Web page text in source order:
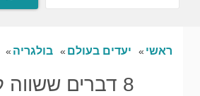
ראשי יעדים בעולם בולגריה
8 דברים